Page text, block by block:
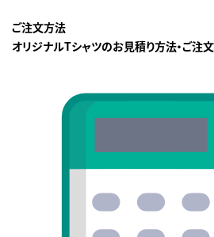
ご注文方法
オリジナルTシャツのお見積り方法・ご注